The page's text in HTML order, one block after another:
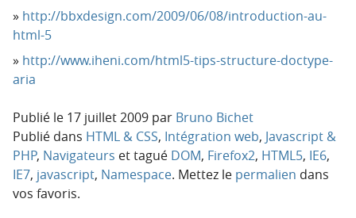
http://bbxdesign.com/2009/06/08/introduction-au-
html-5
http://www.iheni.com/html5-tips-structure-doctype-
aria
Publié le 17 juillet 2009 par Bruno Bichet
Publié dans HTML & CSS, Intégration web, Javascript &
PHP, Navigateurs et tagué DOM, Firefox2, HTML5, IE6,
IE7, javascript, Namespace. Mettez le permalien dans
vos favoris.